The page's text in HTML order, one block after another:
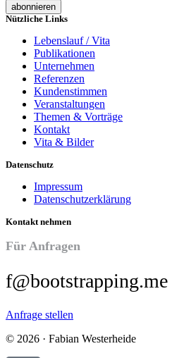
abonnieren
Nützliche Links
Lebenslauf / Vita
Publikationen
Unternehmen
Referenzen
Kundenstimmen
Veranstaltungen
Themen & Vorträge
Kontakt
Vita & Bilder
Datenschutz
Impressum
Datenschutzerklärung
Kontakt nehmen
Für Anfragen
f@bootstrapping.me
Anfrage stellen
© 2026 · Fabian Westerheide